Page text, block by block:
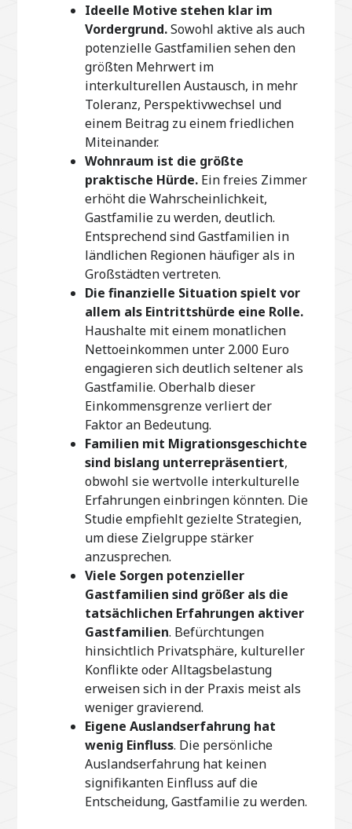
Ideelle Motive stehen klar im
Vordergrund.Sowohl aktive als auch
potenzielle Gastfamilien sehen den
größten Mehrwert im
interkulturellen Austausch, in mehr
Toleranz, Perspektivwechsel und
einem Beitrag zu einem friedlichen
Miteinander.
Wohnraum ist die größte
praktische Hürde. Ein freies Zimmer
erhöht die Wahrscheinlichkeit,
Gastfamilie zu werden, deutlich.
Entsprechend sind Gastfamilien in
ländlichen Regionen häufiger als in
Großstädten vertreten.
Die finanzielle Situation spielt vor
allem als Eintrittshürde eine Rolle.
Haushalte mit einem monatlichen
Nettoeinkommen unter 2.000 Euro
engagieren sich deutlich seltener als
Gastfamilie. Oberhalb dieser
Einkommensgrenze verliert der
Faktor an Bedeutung.
Familien mit Migrationsgeschichte
sind bislang unterrepräsentiert,
obwohl sie wertvolle interkulturelle
Erfahrungen einbringen könnten. Die
Studie empfiehlt gezielte Strategien,
um diese Zielgruppe stärker
anzusprechen.
Viele Sorgen potenzieller
Gastfamilien sind größer als die
tatsächlichen Erfahrungen aktiver
Gastfamilien. Befürchtungen
hinsichtlich Privatsphäre, kultureller
Konflikte oder Alltagsbelastung
erweisen sich in der Praxis meist als
weniger gravierend.
Eigene Auslandserfahrung hat
wenig Einfluss. Die persönliche
Auslandserfahrung hat keinen
signifikanten Einfluss auf die
Entscheidung, Gastfamilie zu werden.